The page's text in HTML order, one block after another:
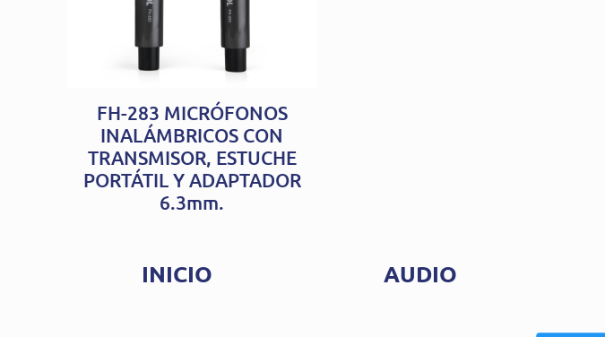
FH-283 MICRÓFONOS
INALÁMBRICOS CON
TRANSMISOR, ESTUCHE
PORTÁTIL Y ADAPTADOR
6.3mm.
INICIO AUDIO